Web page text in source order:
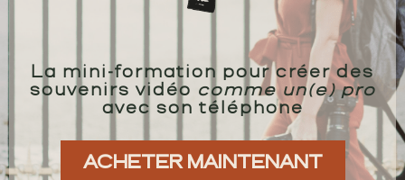
La mini-formation pour créer des
souvenirs vidéo
comme un(e) pro
avec son téléphone
ACHETER MAINTENANT